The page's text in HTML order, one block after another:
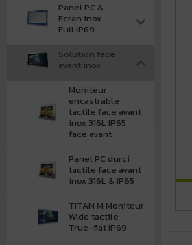
Panel PC &
Ecran inox
Full IP69
Solution face
avant inox
Moniteur
encastrable
tactile face avant
inox 316L IP65
face avant
Panel PC durci
tactile face avant
inox 316L & IP65
TITAN M Moniteur
Wide tactile
True-flat IP69